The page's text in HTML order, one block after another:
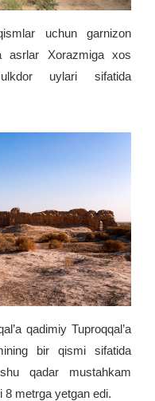
uchun garnizon
asrlar Xorazmiga xos
uylari sifatida
qadimiy Tuproqqal’a
bir qismi sifatida
qadar mustahkam
8 metrga yetgan edi.